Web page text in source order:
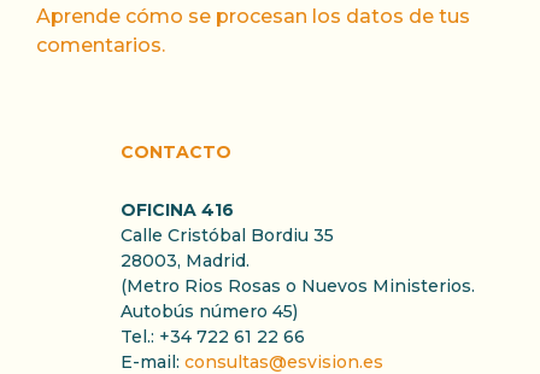
Aprende cómo se procesan los datos de tus
comentarios.
CONTACTO
OFICINA 416
Calle Cristóbal Bordiu 35
28003, Madrid.
(Metro Rios Rosas o Nuevos Ministerios.
Autobús número 45)
Tel.: +34 722 61 22 66
E-mail: consultas@esvision.es